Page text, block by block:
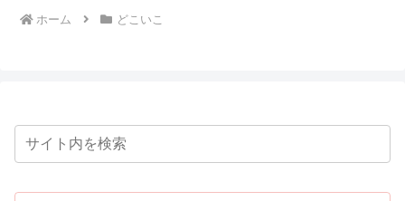
ホーム
どこいこ